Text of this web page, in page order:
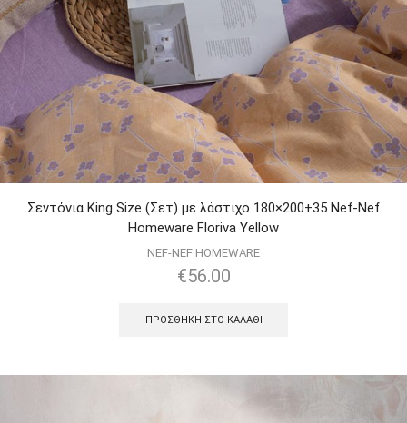
Σεντόνια King Size (Σετ) με λάστιχο 180×200+35 Nef-Nef
Homeware Floriva Yellow
NEF-NEF HOMEWARE
€56.00
ΠΡΟΣΘΉΚΗ ΣΤΟ ΚΑΛΆΘΙ